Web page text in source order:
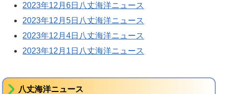
2023年12月6日八丈海洋ニュース
2023年12月5日八丈海洋ニュース
2023年12月4日八丈海洋ニュース
2023年12月1日八丈海洋ニュース
八丈海洋ニュース